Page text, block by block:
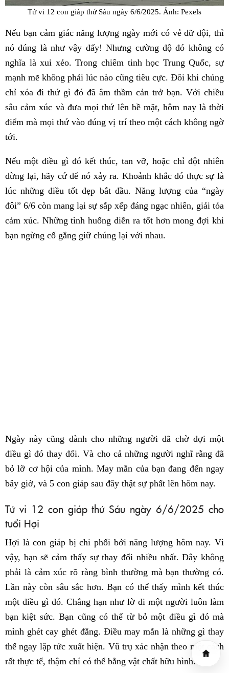
Tử vi 12 con giáp thứ Sáu ngày 6/6/2025. Ảnh: Pexels
Nếu bạn cảm giác năng lượng ngày mới có vẻ dữ dội, thì
nó đúng là như vậy đấy! Nhưng cường độ đó không có
nghĩa là xui xẻo. Trong chiêm tinh học Trung Quốc, sự
mạnh mẽ không phải lúc nào cũng tiêu cực. Đôi khi chúng
chỉ xóa đi thứ gì đó đã âm thầm cản trở bạn. Với chiều
sâu cảm xúc và đưa mọi thứ lên bề mặt, hôm nay là thời
điểm mà mọi thứ vào đúng vị trí theo một cách không ngờ
tới.
Nếu một điều gì đó kết thúc, tan vỡ, hoặc chỉ đột nhiên
dừng lại, hãy cứ để nó xảy ra. Khoảnh khắc đó thực sự là
lúc những điều tốt đẹp bắt đầu. Năng lượng của “ngày
đôi” 6/6 còn mang lại sự sắp xếp đáng ngạc nhiên, giải tỏa
cảm xúc. Những tình huống diễn ra tốt hơn mong đợi khi
bạn ngừng cố gắng giữ chúng lại với nhau.
Ngày này cũng dành cho những người đã chờ đợi một
điều gì đó thay đổi. Và cho cả những người nghĩ rằng đã
bỏ lỡ cơ hội của mình. May mắn của bạn đang đến ngay
bây giờ, và 5 con giáp sau đây thật sự phất lên hôm nay.
Tử vi 12 con giáp thứ Sáu ngày 6/6/2025 cho
tuổi Hợi
Hợi là con giáp bị chi phối bởi năng lượng hôm nay. Vì
vậy, bạn sẽ cảm thấy sự thay đổi nhiều nhất. Đây không
phải là cảm xúc rõ ràng bình thường mà bạn thường có.
Lần này còn sâu sắc hơn. Bạn có thể thấy mình kết thúc
một điều gì đó. Chẳng hạn như lờ đi một người luôn làm
bạn kiệt sức. Bạn cũng có thể từ bỏ một điều gì đó mà
mình ghét cay ghét đắng. Điều may mắn là những gì thay
thế ngay lập tức xuất hiện. Vũ trụ xác nhận theo một cách
rất thực tế, thậm chí có thể bằng vật chất hữu hình.